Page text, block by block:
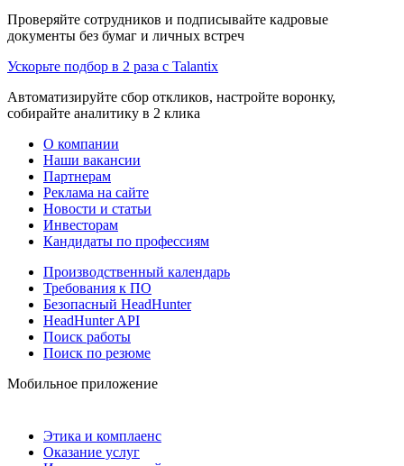
Проверяйте сотрудников и подписывайте кадровые
документы без бумаг и личных встреч
Ускорьте подбор в 2 раза с Talantix
Автоматизируйте сбор откликов, настройте воронку,
собирайте аналитику в 2 клика
О компании
Наши вакансии
Партнерам
Реклама на сайте
Новости и статьи
Инвесторам
Кандидаты по профессиям
Производственный календарь
Требования к ПО
Безопасный HeadHunter
HeadHunter API
Поиск работы
Поиск по резюме
Мобильное приложение
Этика и комплаенс
Оказание услуг